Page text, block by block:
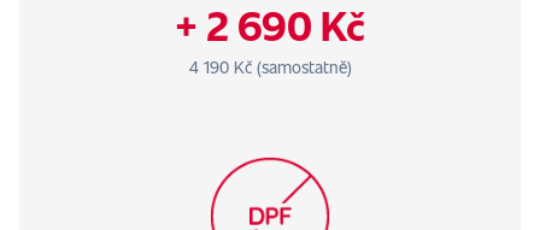
+ 2 690 Kč
4 190 Kč (samostatně)